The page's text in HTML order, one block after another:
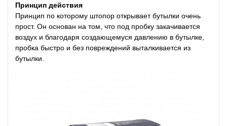
Принцип действия
Принцип по которому штопор открывает бутылки очень
прост. Он основан на том, что под пробку закачивается
воздух и благодаря создающемуся давлению в бутылке,
пробка быстро и без повреждений выталкивается из
бутылки.